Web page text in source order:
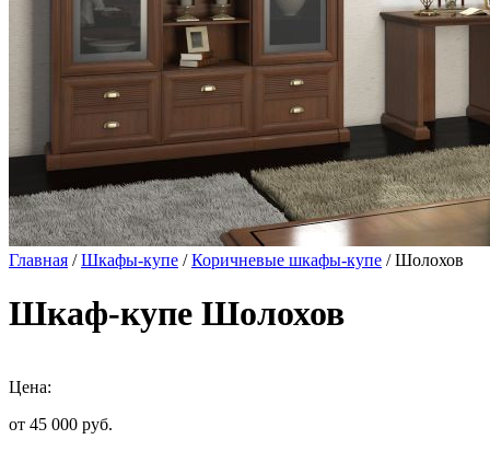
Главная /Шкафы-купе /Коричневые шкафы-купе / Шолохов
Шкаф-купе Шолохов
Цена:
от 45 000 руб.